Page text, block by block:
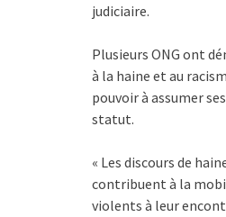
judiciaire.
Plusieurs ONG ont
à la haine et au
pouvoir à assumer
statut.
« Les discours de
contribuent à la
violents à leur